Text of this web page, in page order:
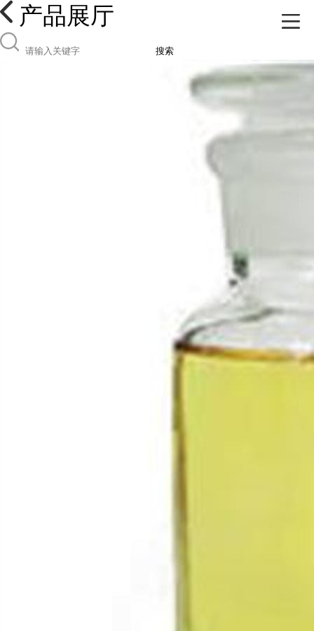
产品展厅
搜索